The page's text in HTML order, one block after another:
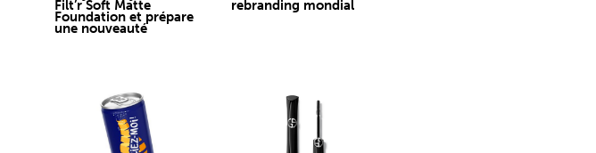
Filt’r Soft Matte
Foundation et prépare
une nouveauté
rebranding mondial